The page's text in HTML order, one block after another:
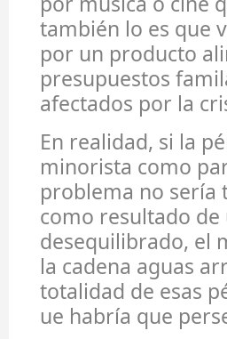
también lo es que
por un producto
presupuestos
afectados por la
En realidad, si la
minorista como
problema no sería
como resultado
desequilibrado, el
la cadena aguas
totalidad de esas
ue habría que